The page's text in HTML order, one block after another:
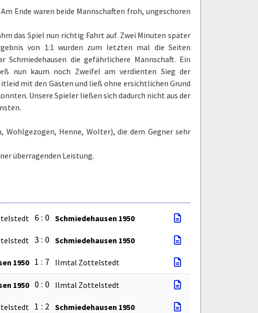
Ende waren beide Mannschaften froh, ungeschoren
das Spiel nun richtig Fahrt auf. Zwei Minuten später
von 1:1 wurden zum letzten mal die Seiten
die gefährlichere Mannschaft. Ein
nun kaum noch Zweifel am verdienten Sieg der
mit den Gästen und ließ ohne ersichtlichen Grund
Unsere Spieler ließen sich dadurch nicht aus der
Henne, Wolter), die dem Gegner sehr
überragenden Leistung.
6 : 0 Schmiedehausen 1950
3 : 0 Schmiedehausen 1950
1950 1 : 7 Ilmtal Zottelstedt
1950 0 : 0 Ilmtal Zottelstedt
1 : 2 Schmiedehausen 1950